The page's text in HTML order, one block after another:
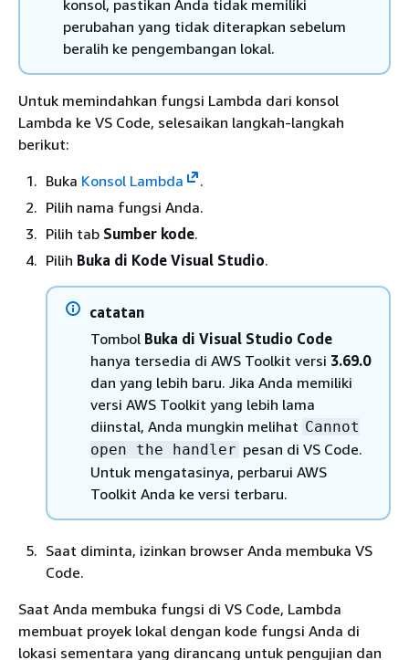
konsol, pastikan Anda tidak memiliki
perubahan yang tidak diterapkan sebelum
beralih ke pengembangan lokal.
Untuk memindahkan fungsi Lambda dari konsol
Lambda ke VS Code, selesaikan langkah-langkah
berikut:
Buka Konsol Lambda
.
Pilih nama fungsi Anda.
Pilih tab Sumber kode.
Pilih Buka di Kode Visual Studio.
catatan
Tombol Buka di Visual Studio Code
hanya tersedia di AWS Toolkit versi 3.69.0
dan yang lebih baru. Jika Anda memiliki
versi AWS Toolkit yang lebih lama
diinstal, Anda mungkin melihat Cannot
open the handler pesan di VS Code.
Untuk mengatasinya, perbarui AWS
Toolkit Anda ke versi terbaru.
Saat diminta, izinkan browser Anda membuka VS
Code.
Saat Anda membuka fungsi di VS Code, Lambda
membuat proyek lokal dengan kode fungsi Anda di
lokasi sementara yang dirancang untuk pengujian dan